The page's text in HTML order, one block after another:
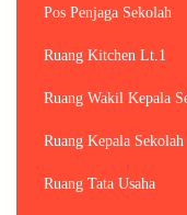
Pos Penjaga Sekolah
Ruang Kitchen Lt.1
Ruang Wakil Kepala
Ruang Kepala Sekolah
Ruang Tata Usaha